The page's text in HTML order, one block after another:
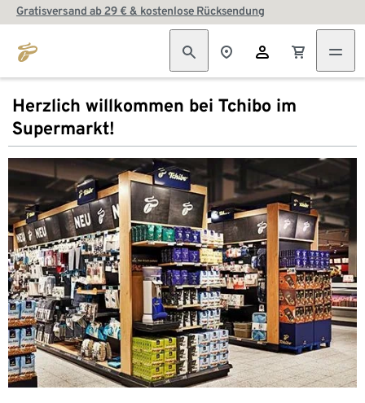
Gratisversand ab 29 € & kostenlose Rücksendung
Herzlich willkommen bei Tchibo im
Supermarkt!